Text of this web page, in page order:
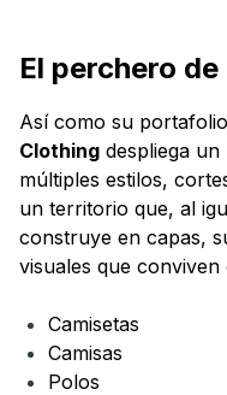
El perchero
Así como su
Clothing despliega
múltiples estilos,
un territorio que, al
construye en capas,
visuales que
Camisetas
Camisas
Polos